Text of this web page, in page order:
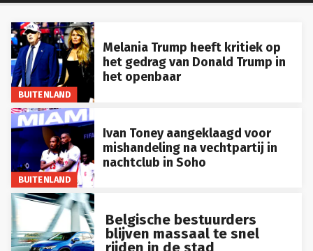
BUITENLAND
Melania Trump heeft kritiek op
het gedrag van Donald Trump in
het openbaar
BUITENLAND
Ivan Toney aangeklaagd voor
mishandeling na vechtpartij in
nachtclub in Soho
Belgische bestuurders
blijven massaal te snel
rijden in de stad